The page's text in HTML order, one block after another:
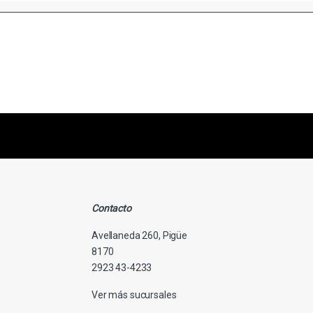
Contacto
Avellaneda 260, Pigüe
8170
2923 43-4233
Ver más sucursales